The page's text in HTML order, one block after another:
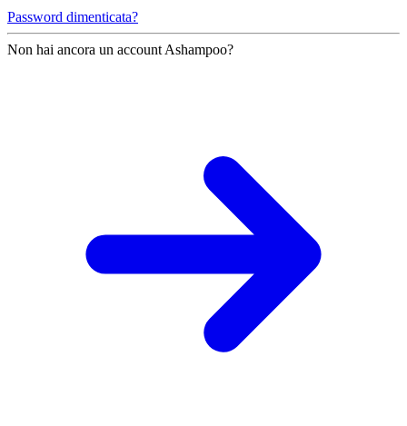
Password dimenticata?
Non hai ancora un account Ashampoo?